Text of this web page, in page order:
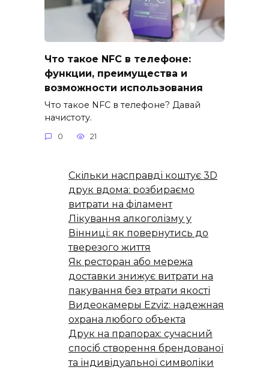
Что такое NFC в телефоне:
функции, преимущества и
возможности использования
Что такое NFC в телефоне? Давай
начистоту.
0 21
Скільки насправді коштує 3D
друк вдома: розбираємо
витрати на філамент
Лікування алкоголізму у
Вінниці: як повернутись до
тверезого життя
Як ресторан або мережа
доставки знижує витрати на
пакування без втрати якості
Видеокамеры Ezviz: надежная
охрана любого объекта
Друк на прапорах: сучасний
спосіб створення брендованої
та індивідуальної символіки